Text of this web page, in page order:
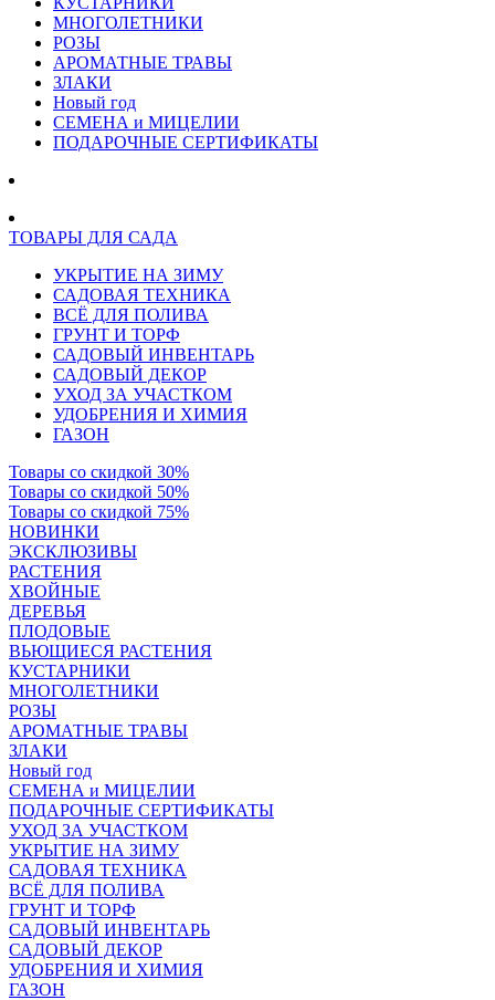
МНОГОЛЕТНИКИ
РОЗЫ
АРОМАТНЫЕ ТРАВЫ
ЗЛАКИ
Новый год
СЕМЕНА и МИЦЕЛИИ
ПОДАРОЧНЫЕ СЕРТИФИКАТЫ
ТОВАРЫ ДЛЯ САДА
УКРЫТИЕ НА ЗИМУ
САДОВАЯ ТЕХНИКА
ВСЁ ДЛЯ ПОЛИВА
ГРУНТ И ТОРФ
САДОВЫЙ ИНВЕНТАРЬ
САДОВЫЙ ДЕКОР
УХОД ЗА УЧАСТКОМ
УДОБРЕНИЯ И ХИМИЯ
ГАЗОН
Товары со скидкой 30%
Товары со скидкой 50%
Товары со скидкой 75%
НОВИНКИ
ЭКСКЛЮЗИВЫ
РАСТЕНИЯ
ХВОЙНЫЕ
ДЕРЕВЬЯ
ПЛОДОВЫЕ
ВЬЮЩИЕСЯ РАСТЕНИЯ
КУСТАРНИКИ
МНОГОЛЕТНИКИ
РОЗЫ
АРОМАТНЫЕ ТРАВЫ
ЗЛАКИ
Новый год
СЕМЕНА и МИЦЕЛИИ
ПОДАРОЧНЫЕ СЕРТИФИКАТЫ
УХОД ЗА УЧАСТКОМ
УКРЫТИЕ НА ЗИМУ
САДОВАЯ ТЕХНИКА
ВСЁ ДЛЯ ПОЛИВА
ГРУНТ И ТОРФ
САДОВЫЙ ИНВЕНТАРЬ
САДОВЫЙ ДЕКОР
УДОБРЕНИЯ И ХИМИЯ
ГАЗОН